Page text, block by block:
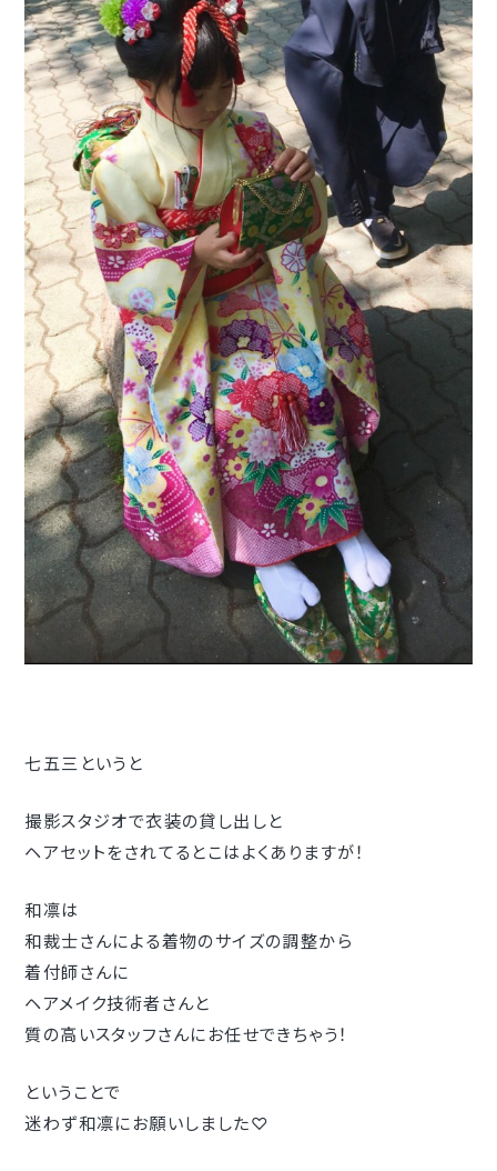
七五三というと
撮影スタジオで衣装の貸し出しと
ヘアセットをされてるとこはよくありますが！
和凛は
和裁士さんによる着物のサイズの調整から
着付師さんに
ヘアメイク技術者さんと
質の高いスタッフさんにお任せできちゃう！
ということで
迷わず和凛にお願いしました♡